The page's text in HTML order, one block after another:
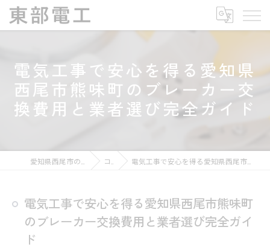
電気工事で安心を得る愛知県
西尾市熊味町のブレーカー交
換費用と業者選び完全ガイド
コラム 電気工事で安心を得る愛知県西尾市熊味町のブレーカー交換費用と業者選び完全ガイド
電気工事で安心を得る愛知県西尾市熊味町
のブレーカー交換費用と業者選び完全ガイ
ド